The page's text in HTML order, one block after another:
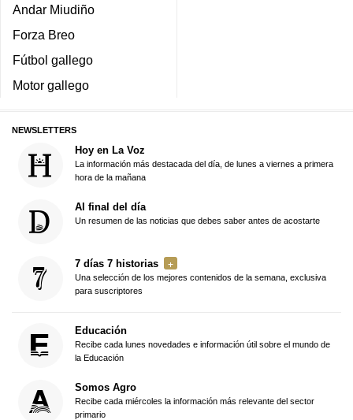
Andar Miudiño
Forza Breo
Fútbol gallego
Motor gallego
NEWSLETTERS
Hoy en La Voz
La información más destacada del día, de lunes a viernes a primera
hora de la mañana
Al final del día
Un resumen de las noticias que debes saber antes de acostarte
7 días 7 historias
Una selección de los mejores contenidos de la semana, exclusiva
para suscriptores
Educación
Recibe cada lunes novedades e información útil sobre el mundo de
la Educación
Somos Agro
Recibe cada miércoles la información más relevante del sector
primario